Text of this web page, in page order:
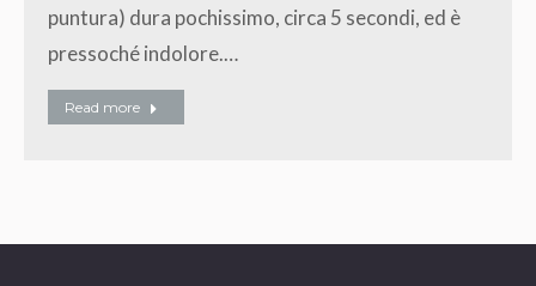
puntura) dura pochissimo, circa 5 secondi, ed è
pressoché indolore.…
Read more